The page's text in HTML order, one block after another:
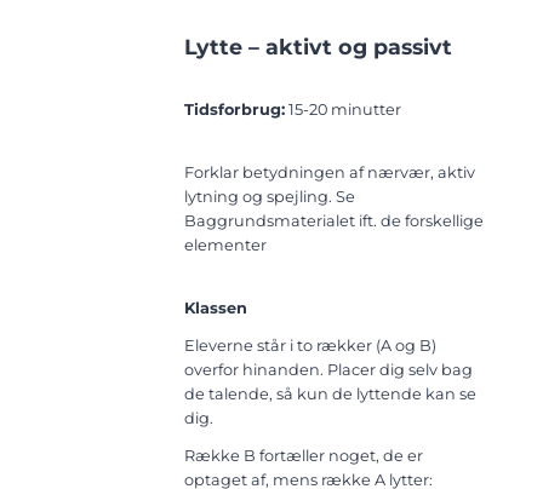
Lytte – aktivt og passivt
Tidsforbrug: 15-20 minutter
Forklar betydningen af nærvær, aktiv
lytning og spejling. Se
Baggrundsmaterialet ift. de forskellige
elementer
Klassen
Eleverne står i to rækker (A og B)
overfor hinanden. Placer dig selv bag
de talende, så kun de lyttende kan se
dig.
Række B fortæller noget, de er
optaget af, mens række A lytter: